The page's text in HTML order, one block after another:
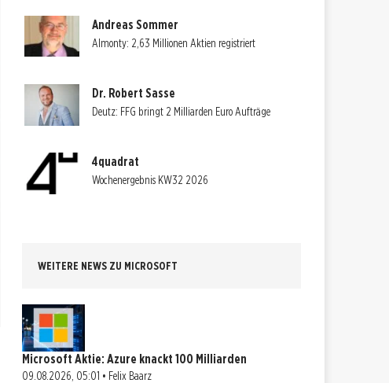
Andreas Sommer
Almonty: 2,63 Millionen Aktien registriert
Dr. Robert Sasse
Deutz: FFG bringt 2 Milliarden Euro Aufträge
4quadrat
Wochenergebnis KW32 2026
WEITERE NEWS ZU MICROSOFT
Microsoft Aktie: Azure knackt 100 Milliarden
09.08.2026, 05:01 • Felix Baarz